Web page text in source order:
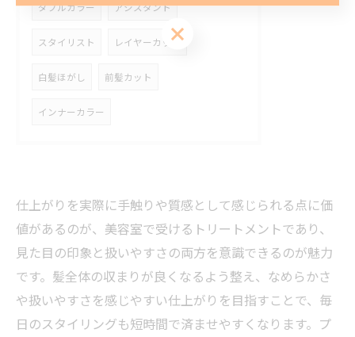
ダブルカラー アシスタント
スタイリスト レイヤーカット
白髪ほがし 前髪カット
インナーカラー
仕上がりを実際に手触りや質感として感じられる点に価
値があるのが、美容室で受けるトリートメントであり、
見た目の印象と扱いやすさの両方を意識できるのが魅力
です。髪全体の収まりが良くなるよう整え、なめらかさ
や扱いやすさを感じやすい仕上がりを目指すことで、毎
日のスタイリングも短時間で済ませやすくなります。プ
ご予約はこちら